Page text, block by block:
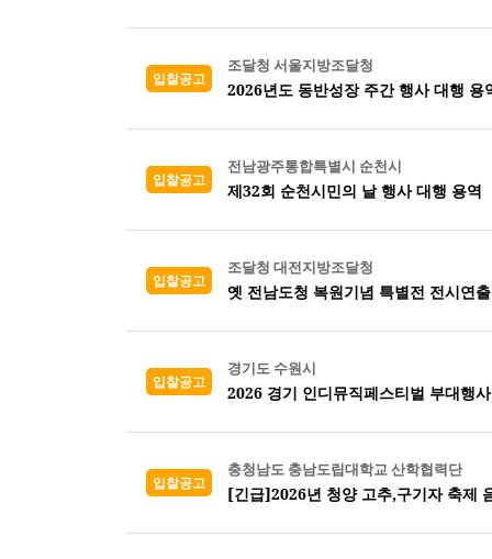
입찰공고
조달청 서울지방조달청
2026년도 동반성장 주간 행사 대행 용
입찰공고
전남광주통합특별시 순천시
제32회 순천시민의 날 행사 대행 용역
입찰공고
조달청 대전지방조달청
옛 전남도청 복원기념 특별전 전시연
입찰공고
경기도 수원시
2026 경기 인디뮤직페스티벌 부대행
입찰공고
충청남도 충남도립대학교 산학협력단
[긴급]2026년 청양 고추,구기자 축제